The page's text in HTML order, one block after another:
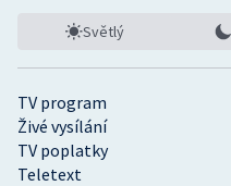
TV program
Živé vysílání
TV poplatky
Teletext
Světlý